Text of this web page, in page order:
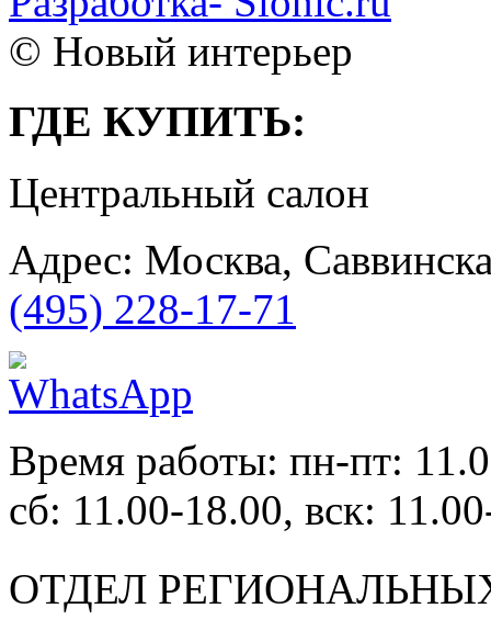
© Новый интерьер
ГДЕ КУПИТЬ:
Центральный салон
Адрес: Москва,
(495) 228-17-71
Время работы: пн-пт:
сб: 11.00-18.00, вск:
ОТДЕЛ